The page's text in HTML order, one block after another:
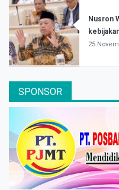
Nusron
25
SPONSOR